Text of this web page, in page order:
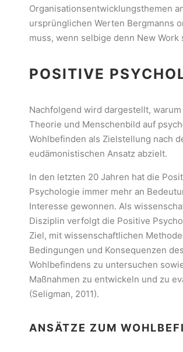
Organisationsentwicklungsthemen
ursprünglichen Werten Bergmanns
muss, wenn selbige denn New Work
POSITIVE
Nachfolgend wird dargestellt, warum
Theorie und Menschenbild auf
Wohlbefinden als Zielstellung nach
eudämonistischen Ansatz abzielt.
In den letzten 20 Jahren hat die
Psychologie immer mehr an
Interesse gewonnen. Als
Disziplin verfolgt die Positive
Ziel, mit wissenschaftlichen
Bedingungen und Konsequenzen des
Wohlbefindens zu untersuchen
Maßnahmen zu entwickeln und zu
(Seligman, 2011).
ANSÄTZE ZUM